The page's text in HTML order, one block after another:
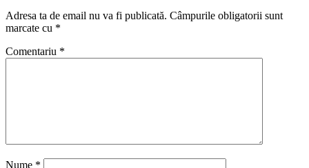
Adresa ta de email nu va fi publicată. Câmpurile obligatorii sunt
marcate cu *
Comentariu *
Nume *